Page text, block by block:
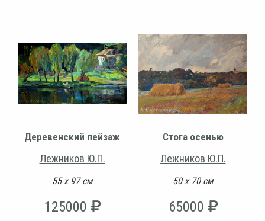
Деревенский пейзаж
Лежников Ю.П.
55 х 97 см
125000
Стога осенью
Лежников Ю.П.
50 х 70 см
65000